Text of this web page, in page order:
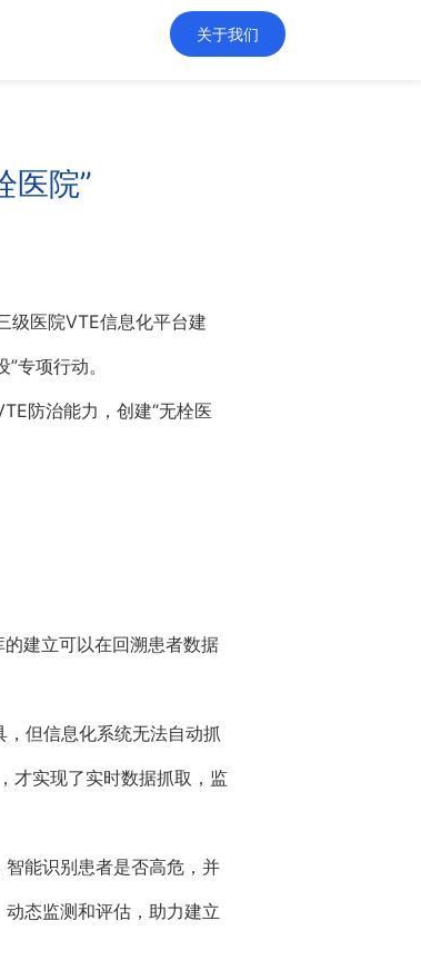
关于我们
医院”
级医院VTE信息化平台建
专项行动。
防治能力，创建“无栓医
建立可以在回溯患者数据
但信息化系统无法自动抓
才实现了实时数据抓取，监
能识别患者是否高危，并
态监测和评估，助力建立